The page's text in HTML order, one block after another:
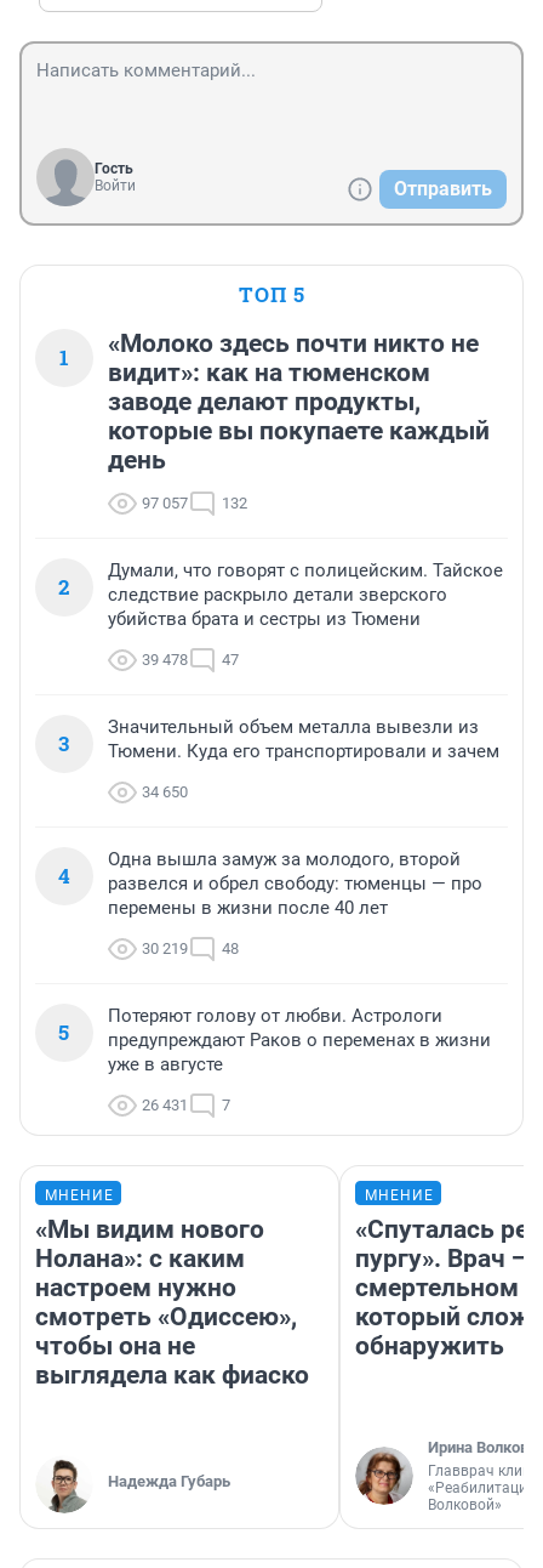
Гость
Войти
Отправить
ТОП 5
1
«Молоко здесь почти никто не
видит»: как на тюменском
заводе делают продукты,
которые вы покупаете каждый
день
97 057 132
2
Думали, что говорят с полицейским. Тайское
следствие раскрыло детали зверского
убийства брата и сестры из Тюмени
39 478 47
3
Значительный объем металла вывезли из
Тюмени. Куда его транспортировали и зачем
34 650
4
Одна вышла замуж за молодого, второй
развелся и обрел свободу: тюменцы — про
перемены в жизни после 40 лет
30 219 48
5
Потеряют голову от любви. Астрологи
предупреждают Раков о переменах в жизни
уже в августе
26 431 7
МНЕНИЕ
«Мы видим нового
Нолана»: с каким
настроем нужно
смотреть «Одиссею»,
чтобы она не
выглядела как фиаско
Надежда Губарь
МНЕНИЕ
«Спуталась
пургу». Врач —
смертельном
который
обнаружить
Ирина Волкова
Главврач
«Реабилитация
Волковой»